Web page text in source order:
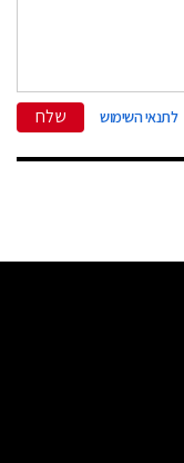
לתנאי השימוש שלח